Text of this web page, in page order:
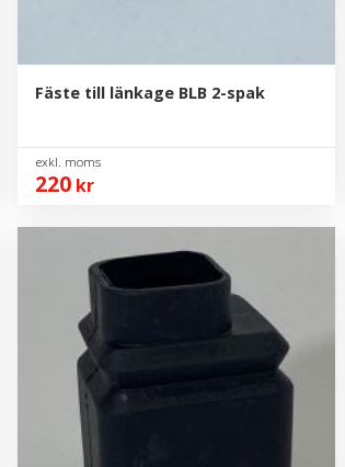
Fäste till länkage BLB 2-spak
220 kr